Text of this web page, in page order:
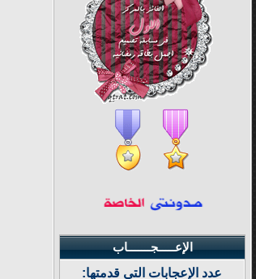
الإعـــــجـــــــاب
عدد الإعجابات التي قدمتها: